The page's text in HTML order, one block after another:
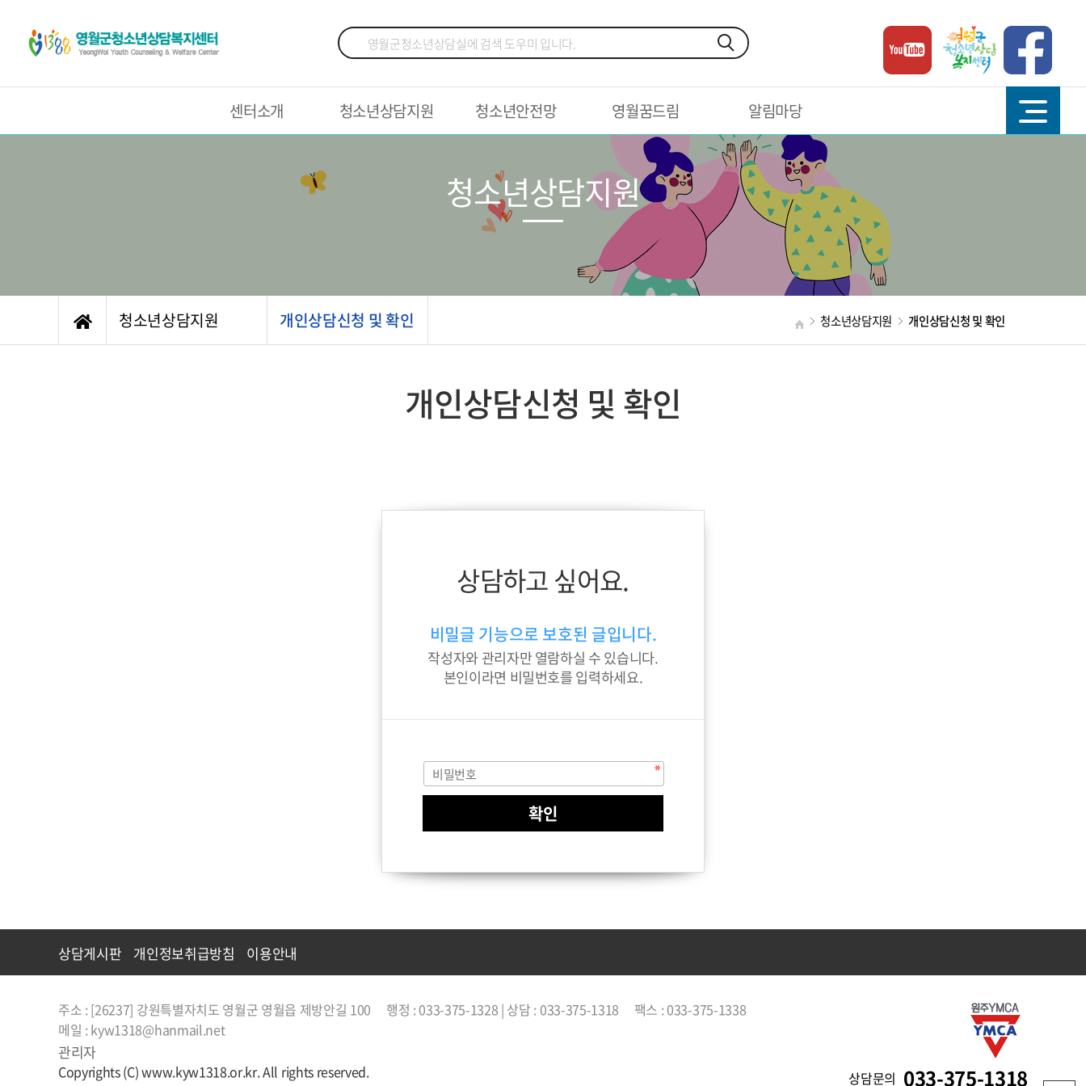
센터소개 청소년상담지원 청소년안전망 영월꿈드림 알림마당
청소년상담지원 개인상담신청 및 확인 청소년상담지원 개인상담신청 및 확인
청소년상담지원
개인상담신청 및 확인
상담하고 싶어요.
비밀글 기능으로 보호된 글입니다.
작성자와 관리자만 열람하실 수 있습니다.
본인이라면 비밀번호를 입력하세요.
상담게시판 개인정보취급방침 이용안내
주소 : [26237] 강원특별자치도 영월군 영월읍 제방안길 100 행정 : 033-375-1328 | 상담 : 033-375-1318
팩스 : 033-375-1338
메일 : kyw1318@hanmail.net
관리자
Copyrights (C) www.kyw1318.or.kr. All rights reserved. 상담문의 033-375-1318